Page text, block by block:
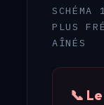
SCHÉMA
PLUS
AÎNÉS
📞